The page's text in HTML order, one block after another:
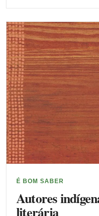
É BOM SABER
Autores
literária